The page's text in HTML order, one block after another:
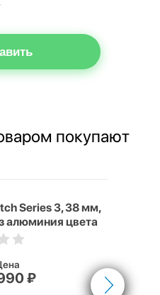
покупают
Series 3, 38 мм,
алюминия цвета
₽